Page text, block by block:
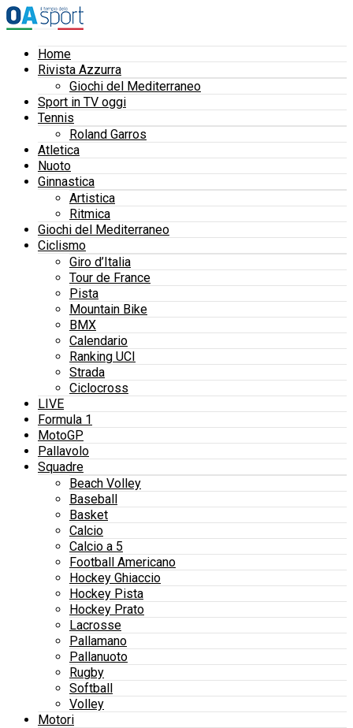
Home
Rivista Azzurra
Giochi del Mediterraneo
Sport in TV oggi
Tennis
Roland Garros
Atletica
Nuoto
Ginnastica
Artistica
Ritmica
Giochi del Mediterraneo
Ciclismo
Giro d’Italia
Tour de France
Pista
Mountain Bike
BMX
Calendario
Ranking UCI
Strada
Ciclocross
LIVE
Formula 1
MotoGP
Pallavolo
Squadre
Beach Volley
Baseball
Basket
Calcio
Calcio a 5
Football Americano
Hockey Ghiaccio
Hockey Pista
Hockey Prato
Lacrosse
Pallamano
Pallanuoto
Rugby
Softball
Volley
Motori